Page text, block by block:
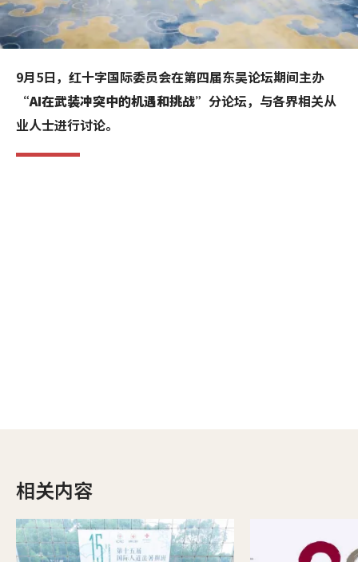
9月5日，红十字国际委员会在第四届东吴论坛期间主办
“AI在武装冲突中的机遇和挑战”分论坛，与各界相关从
业人士进行讨论。
相关内容